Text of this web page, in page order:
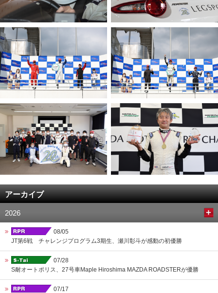
アーカイブ
2026
08/05
JT第6戦 チャレンジプログラム3期生、瀬川彰斗が感動の初優勝
07/28
S耐オートポリス、27号車Maple Hiroshima MAZDA ROADSTERが優勝
07/17